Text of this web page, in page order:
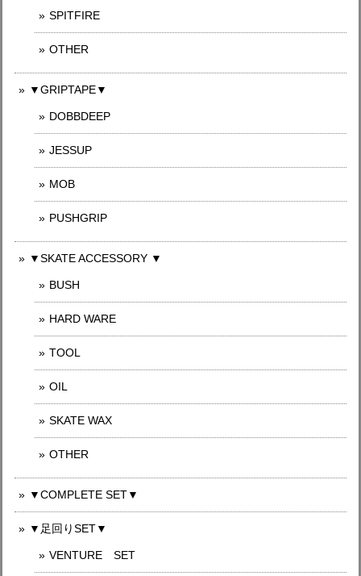
SPITFIRE
OTHER
▼GRIPTAPE▼
DOBBDEEP
JESSUP
MOB
PUSHGRIP
▼SKATE ACCESSORY ▼
BUSH
HARD WARE
TOOL
OIL
SKATE WAX
OTHER
▼COMPLETE SET▼
▼足回りSET▼
VENTURE SET